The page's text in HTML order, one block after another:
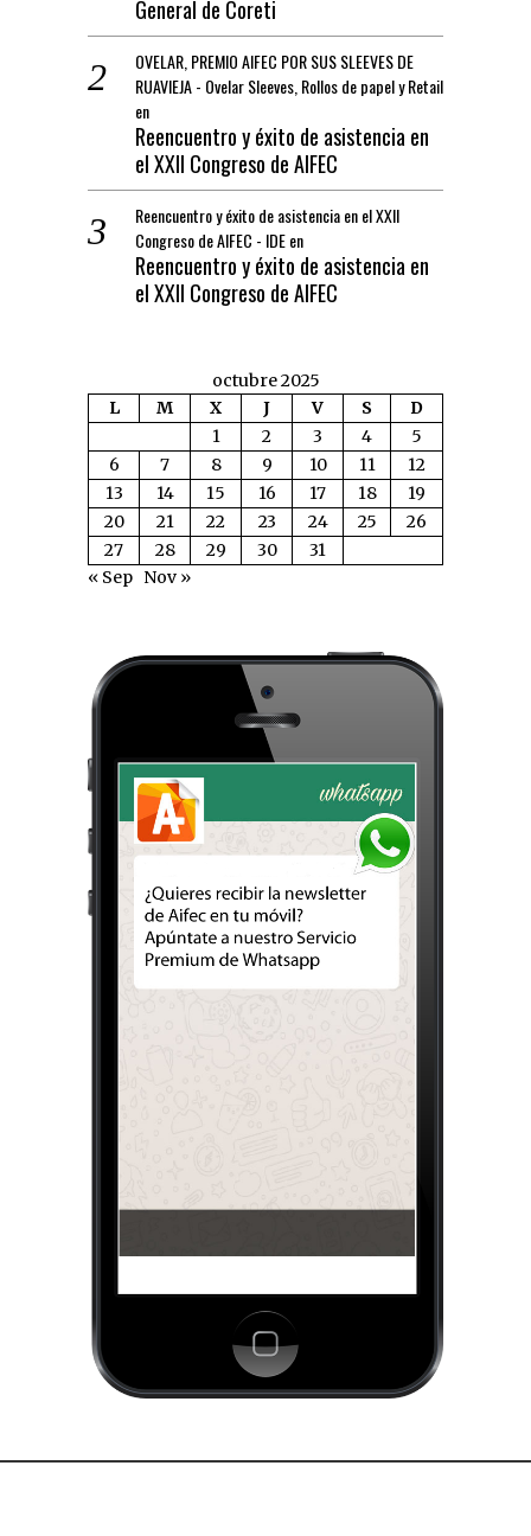
General de Coreti
OVELAR, PREMIO AIFEC POR SUS SLEEVES DE
RUAVIEJA - Ovelar Sleeves, Rollos de papel y Retail
en
Reencuentro y éxito de asistencia en
el XXII Congreso de AIFEC
Reencuentro y éxito de asistencia en el XXII
Congreso de AIFEC - IDEen
Reencuentro y éxito de asistencia en
el XXII Congreso de AIFEC
octubre 2025
L
M X J V S
D
1
2 3 4
5
6
7 8 9 10 11
12
13
14 15 16 17 18
19
20
21 22 23 24 25
26
27
28 29 30
31
« Sep Nov »